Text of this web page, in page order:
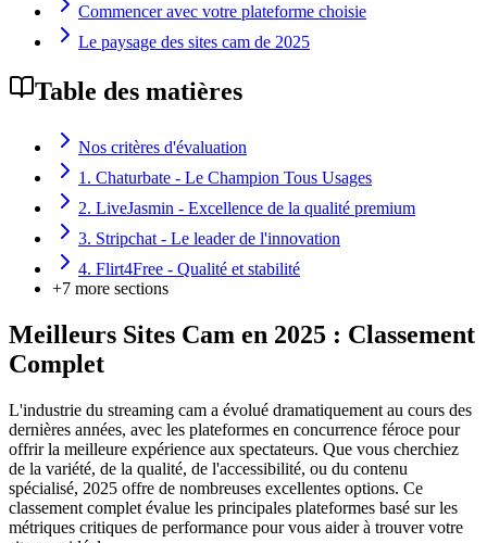
Commencer avec votre plateforme choisie
Le paysage des sites cam de 2025
Table des matières
Nos critères d'évaluation
1. Chaturbate - Le Champion Tous Usages
2. LiveJasmin - Excellence de la qualité premium
3. Stripchat - Le leader de l'innovation
4. Flirt4Free - Qualité et stabilité
+7 more sections
Meilleurs Sites Cam en 2025 : Classement
Complet
L'industrie du streaming cam a évolué dramatiquement au cours des
dernières années, avec les plateformes en concurrence féroce pour
offrir la meilleure expérience aux spectateurs. Que vous cherchiez
de la variété, de la qualité, de l'accessibilité, ou du contenu
spécialisé, 2025 offre de nombreuses excellentes options. Ce
classement complet évalue les principales plateformes basé sur les
métriques critiques de performance pour vous aider à trouver votre